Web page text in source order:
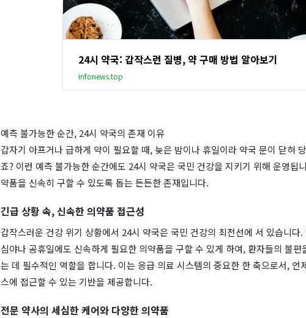
24시 약국: 갑작스런 질병, 약 구매 방법 알아보기
infonews.top
예측 불가능한 순간, 24시 약국의 존재 이유
갑자기 아프거나 급하게 약이 필요할 때, 늦은 밤이나 휴일이라 약국 문이 닫혀
죠? 이런 예측 불가능한 순간에도 24시 약국은 국민 건강을 지키기 위해 운영됩
약품을 신속히 구할 수 있도록 돕는 든든한 존재입니다.
긴급 상황 속, 신속한 의약품 접근성
갑작스러운 건강 위기 상황에서 24시 약국은 국민 건강의 최전선에 서 있습니다
심야나 공휴일에도 신속하게 필요한 의약품을 구할 수 있게 하여, 환자들의 불편
는 데 필수적인 역할을 합니다. 이는 응급 의료 시스템의 중요한 한 축으로서, 언
스에 접근할 수 있는 기반을 제공합니다.
전문 약사의 세심한 케어와 다양한 의약품